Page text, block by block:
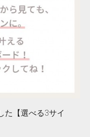
た【選べる3サイ